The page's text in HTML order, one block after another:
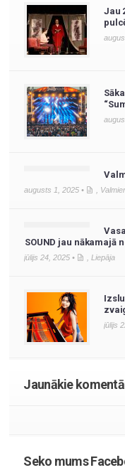
Jau
augusts 1, 2025 •
SOUND jau nākamajā
jūlijs 24, 2025 • Liepāja
jūlijs
Jaunākie
Seko mums